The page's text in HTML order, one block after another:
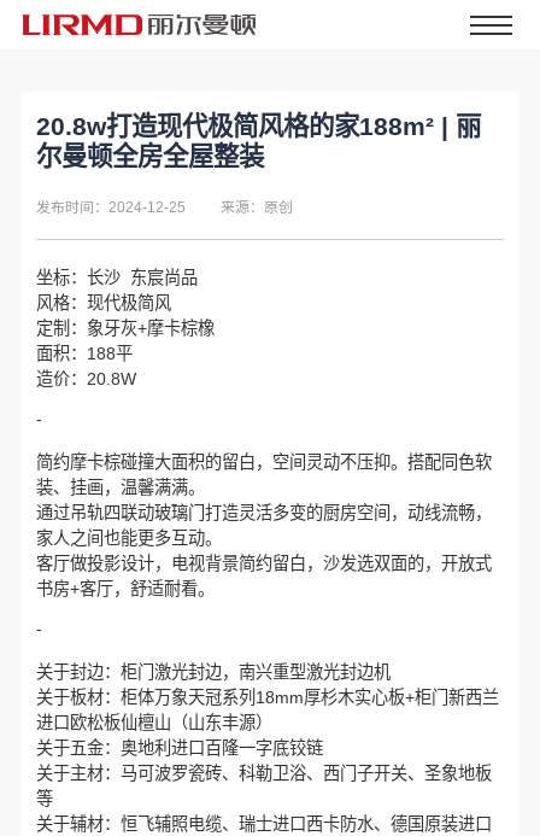
20.8w打造现代极简风格的家188m² | 丽
尔曼顿全房全屋整装
发布时间：2024-12-25 来源：原创
坐标：长沙 东宸尚品
风格：现代极简风
定制：象牙灰+摩卡棕橡
面积：188平
造价：20.8W
-
简约摩卡棕碰撞大面积的留白，空间灵动不压抑。搭配同色软
装、挂画，温馨满满。
通过吊轨四联动玻璃门打造灵活多变的厨房空间，动线流畅，
家人之间也能更多互动。
客厅做投影设计，电视背景简约留白，沙发选双面的，开放式
书房+客厅，舒适耐看。
-
关于封边：柜门激光封边，南兴重型激光封边机
关于板材：柜体万象天冠系列18mm厚杉木实心板+柜门新西兰
进口欧松板仙檀山（山东丰源）
关于五金：奥地利进口百隆一字底铰链
关于主材：马可波罗瓷砖、科勒卫浴、西门子开关、圣象地板
等
关于辅材：恒飞辅照电缆、瑞士进口西卡防水、德国原装进口